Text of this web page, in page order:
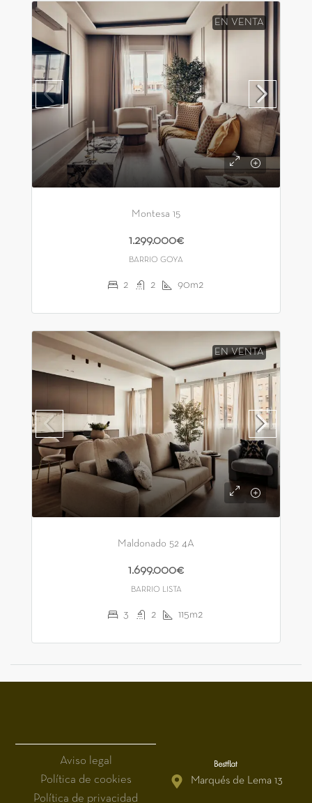
EN VENTA
Montesa 15
1.299.000€
BARRIO GOYA
2 2 90m2
EN VENTA
Maldonado 52 4A
1.699.000€
BARRIO LISTA
3 2 115m2
Marqués de Lema 13
Aviso legal
Política de cookies
Política de privacidad